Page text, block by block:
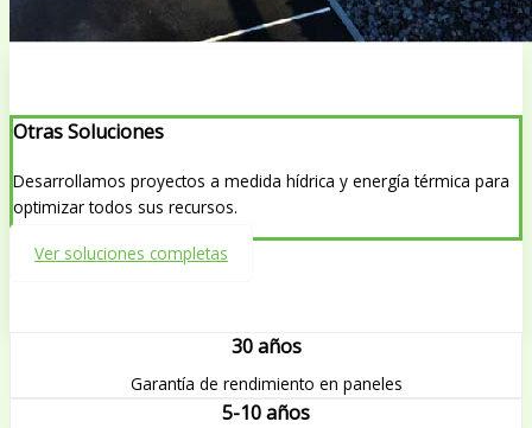
Otras Soluciones
Desarrollamos proyectos a medida hídrica y energía térmica para
optimizar todos sus recursos.
Ver soluciones completas
30 años
Garantía de rendimiento en paneles
5-10 años